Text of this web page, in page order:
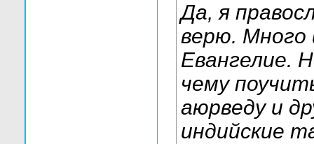
Да, я
верю. Много
Евангелие.
чему
аюрведу и
индийские